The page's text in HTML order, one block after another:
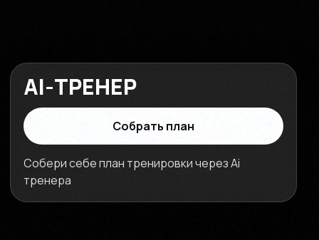
AI-ТРЕНЕР
Собрать план
Собери себе план тренировки через Ai
тренера